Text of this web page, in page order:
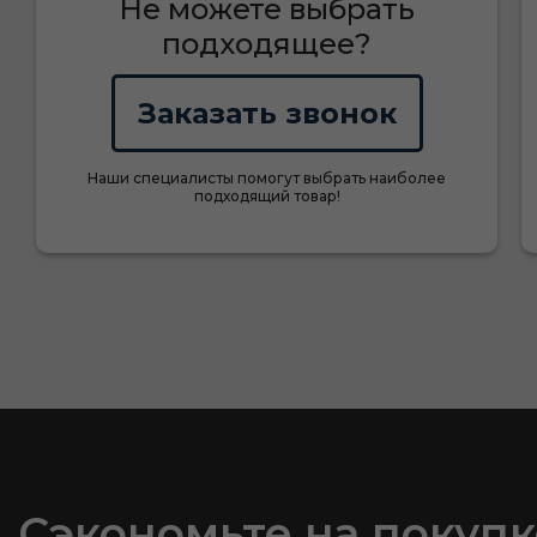
Не можете выбрать
подходящее?
Заказать звонок
Наши специалисты помогут выбрать наиболее
подходящий товар!